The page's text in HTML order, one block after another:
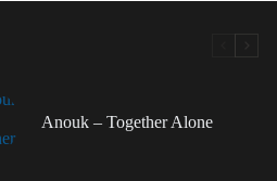
Anouk – Together Alone